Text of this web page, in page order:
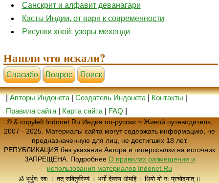
Санскрит и алфавит деванагари
Касты Индии, от варн к современности
Рисунки хной: узоры мехенди
Нашли что искали?
Cпасибо Вопрос Поиск
|Авторы Индонета|Создатель Индонета|Контакты|
Правила сайта
Карта сайта | FAQ
© & copyleft Indonet.Ru Индия по-русски ~ Живой путеводитель,
2007 - 2025. Материалы сайта могут содержать информацию, не
предназначенную для лиц, не достигших 18 лет.
РЕПУБЛИКАЦИЯ без указания Автора и гиперссылки на источник
ЗАПРЕЩЕНА. Подробнее О правилах размещения и
использования материалов Indonet.Ru
ॐ भूर्भुवः स्वः । तत् सवितुर्वरेण्यं । भर्गो देवस्य धीमहि । धियो यो नः प्रचोदयात् ॥